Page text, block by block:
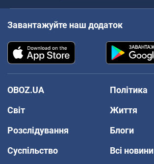
Завантажуйте наш додаток
OBOZ.UA
Політика
Світ
Життя
Розслідування
Блоги
Суспільство
Всі новини